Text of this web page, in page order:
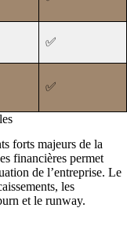
✅
✅
forts majeurs de la
financières permet
de l’entreprise. Le
les
et le runway.